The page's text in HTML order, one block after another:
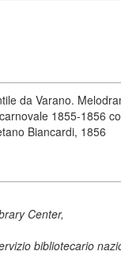
da Varano.
1855-1856
Biancardi, 1856
Center,
bibliotecario